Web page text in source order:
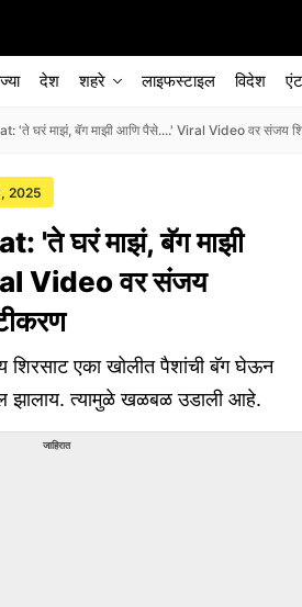
देश शहरे लाइफस्टाइल विदेश
'ते घरं माझं, बॅग माझी आणि पैसे....' Viral Video वर संजय
2025
'ते घरं माझं, बॅग माझी
Video वर संजय
एका खोलीत पैशांची बॅग घेऊन
झालाय. त्यामुळे खळबळ उडाली आहे.
जाहिरात